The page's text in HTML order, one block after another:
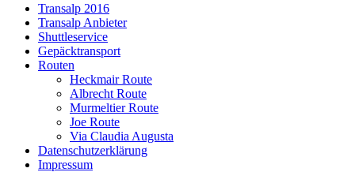
Transalp 2016
Transalp Anbieter
Shuttleservice
Gepäcktransport
Routen
Heckmair Route
Albrecht Route
Murmeltier Route
Joe Route
Via Claudia Augusta
Datenschutzerklärung
Impressum